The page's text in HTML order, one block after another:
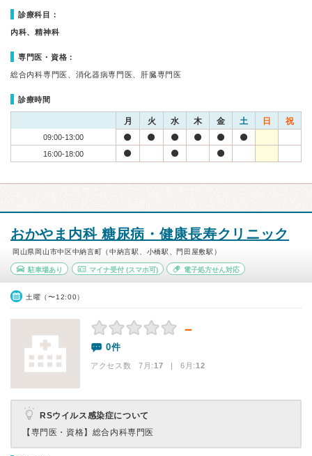
診療科目：
内科、精神科
専門医・資格：
総合内科専門医、消化器病専門医、肝臓専門医
診療時間
月 火 水 木 金 土 日 祝
09:00-13:00
16:00-18:00
おかやま内科 糖尿病・健康長寿クリニック
岡山県岡山市中区中納言町（中納言駅、小橋駅、門田屋敷駅）
駐車場あり マイナ受付(スマホ可) 電子処方せん対応
土曜（〜12:00）
－
0件
アクセス数 7月:17 | 6月:12
RSウイルス感染症について
【専門医・資格】 総合内科専門医